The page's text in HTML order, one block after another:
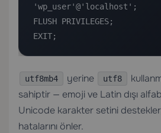
'wp_user'@'localhost';
FLUSH PRIVILEGES;
EXIT;
utf8mb4 yerine utf8
sahiptir — emoji ve Latin dışı
Unicode karakter setini
hatalarını önler.